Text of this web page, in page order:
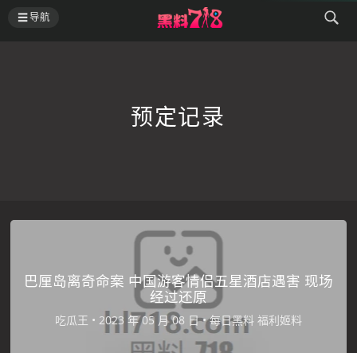
导航
预定记录
巴厘岛离奇命案 中国游客情侣五星酒店遇害 现场
经过还原
吃瓜王 • •每日黑料 福利姬料